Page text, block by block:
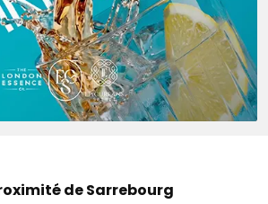
de Sarrebourg